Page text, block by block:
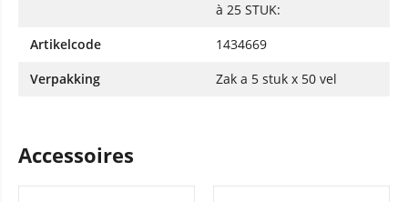
à 25 STUK:
Artikelcode
1434669
Verpakking
Zak a 5 stuk x 50 vel
Accessoires